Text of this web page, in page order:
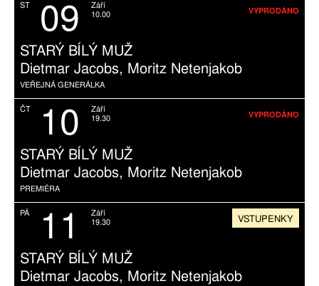
ST 09
Září
10.00
STARÝ BÍLÝ MUŽ
Dietmar Jacobs, Moritz Netenjakob
VEŘEJNÁ GENERÁLKA
VYPRODÁNO
ČT 10
Září
19.30
STARÝ BÍLÝ MUŽ
Dietmar Jacobs, Moritz Netenjakob
PREMIÉRA
VYPRODÁNO
PÁ 11
Září
19.30
STARÝ BÍLÝ MUŽ
Dietmar Jacobs, Moritz Netenjakob
VSTUPENKY